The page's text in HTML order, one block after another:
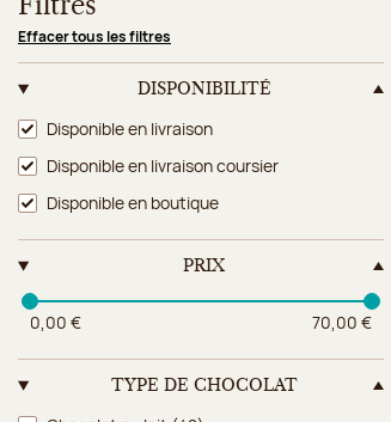
Filtres
Effacer tous les filtres
DISPONIBILITÉ
Disponibilité
Disponible en livraison
Disponible en livraison coursier
Disponible en boutique
PRIX
0,00 € 70,00 €
TYPE DE CHOCOLAT
Type de chocolat